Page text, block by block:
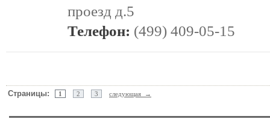
проезд д.5
Телефон: (499) 409-05-15
Страницы: 1 2 3 следующая →